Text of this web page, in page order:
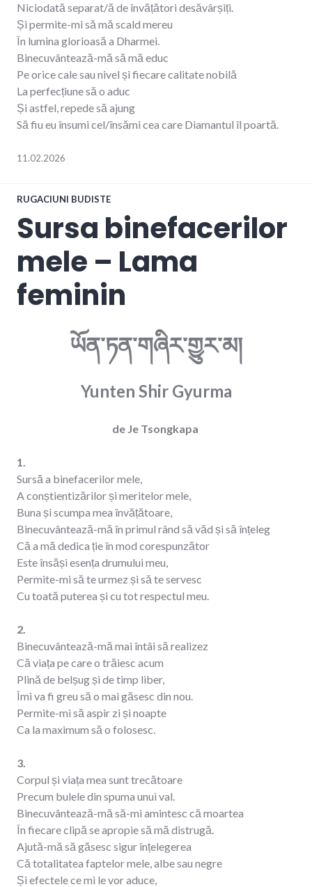
Niciodată separat/ă de învățători desăvârșiți.
Și permite-mi să mă scald mereu
În lumina glorioasă a Dharmei.
Binecuvântează-mă să mă educ
Pe orice cale sau nivel și fiecare calitate nobilă
La perfecțiune să o aduc
Și astfel, repede să ajung
Să fiu eu însumi cel/însămi cea care Diamantul îl poartă.
11.02.2026
RUGACIUNI BUDISTE
Sursa binefacerilor
mele – Lama
feminin
ཡོན་ཏན་གཞིར་གྱུར་མ།
Yunten Shir Gyurma
de Je Tsongkapa
1.
Sursă a binefacerilor mele,
A conștientizărilor și meritelor mele,
Buna și scumpa mea învățătoare,
Binecuvântează-mă în primul rând să văd și să înțeleg
Că a mă dedica ție în mod corespunzător
Este însăși esența drumului meu,
Permite-mi să te urmez și să te servesc
Cu toată puterea și cu tot respectul meu.
2.
Binecuvântează-mă mai întâi să realizez
Că viața pe care o trăiesc acum
Plină de belșug și de timp liber,
Îmi va fi greu să o mai găsesc din nou.
Permite-mi să aspir zi și noapte
Ca la maximum să o folosesc.
3.
Corpul și viața mea sunt trecătoare
Precum bulele din spuma unui val.
Binecuvântează-mă să-mi amintesc că moartea
În fiecare clipă se apropie să mă distrugă.
Ajută-mă să găsesc sigur înțelegerea
Că totalitatea faptelor mele, albe sau negre
Și efectele ce mi le vor aduce,